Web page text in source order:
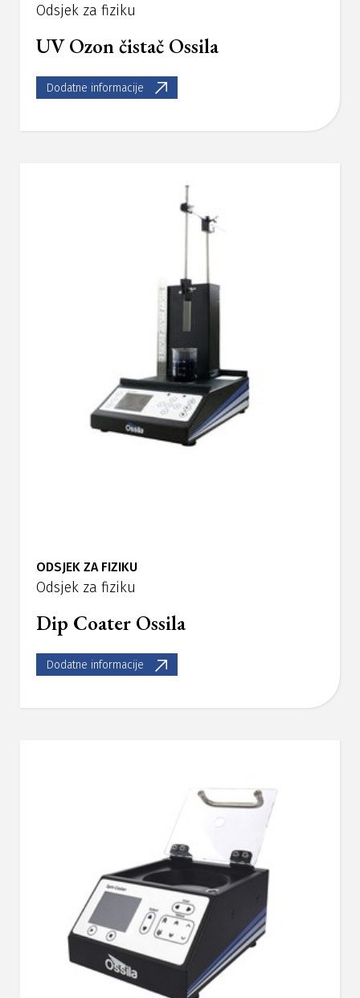
Odsjek za fiziku
UV Ozon čistač Ossila
Dodatne informacije
ODSJEK ZA FIZIKU
Odsjek za fiziku
Dip Coater Ossila
Dodatne informacije